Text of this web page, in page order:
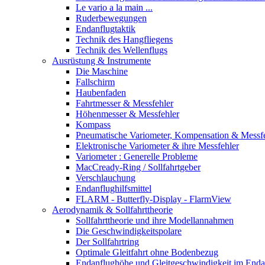
Le vario a la main ...
Ruderbewegungen
Endanflugtaktik
Technik des Hangfliegens
Technik des Wellenflugs
Ausrüstung & Instrumente
Die Maschine
Fallschirm
Haubenfaden
Fahrtmesser & Messfehler
Höhenmesser & Messfehler
Kompass
Pneumatische Variometer, Kompensation &
Elektronische Variometer & ihre Messfehler
Variometer : Generelle Probleme
MacCready-Ring / Sollfahrtgeber
Verschlauchung
Endanflughilfsmittel
FLARM - Butterfly-Display - FlarmView
Aerodynamik & Sollfahrttheorie
Sollfahrttheorie und ihre Modellannahmen
Die Geschwindigkeitspolare
Der Sollfahrtring
Optimale Gleitfahrt ohne Bodenbezug
Endanflughöhe und Gleitgeschwindigkeit im